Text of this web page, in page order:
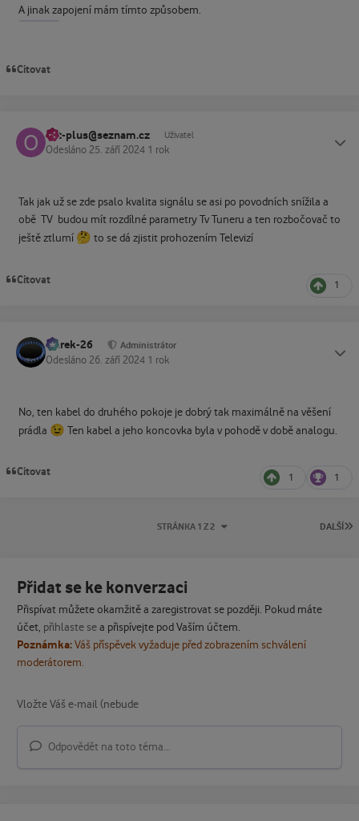
A jinak zapojení mám tímto způsobem.
Citovat
ost-plus@seznam.cz Uživatel
Odesláno 25. září 2024 1 rok
Tak jak už se zde psalo kvalita signálu se asi po povodních snížila a
obě TV budou mít rozdílné parametry Tv Tuneru a ten rozbočovač to
ještě ztlumí 🤔 to se dá zjistit prohozením Televizí
Citovat 1
Marek-26 Administrátor
Odesláno 26. září 2024 1 rok
No, ten kabel do druhého pokoje je dobrý tak maximálně na věšení
prádla 😉 Ten kabel a jeho koncovka byla v pohodě v době analogu.
Citovat 1 1
DALŠÍ
STRÁNKA 1 Z 2
Přidat se ke konverzaci
Přispívat můžete okamžitě a zaregistrovat se později. Pokud máte
účet, přihlaste sea přispívejte pod Vaším účtem.
Poznámka:Váš příspěvek vyžaduje před zobrazením schválení
moderátorem.
Odpovědět na toto téma...